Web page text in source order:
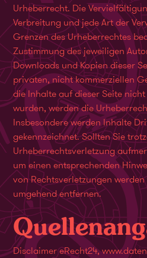
Urheberrecht. Die
Verbreitung und jede Art der
Grenzen des Urheberrechtes
Zustimmung des jeweiligen
Downloads und Kopien dieser
privaten, nicht kommerziellen
die Inhalte auf dieser Seite
wurden, werden die
Insbesondere werden Inhalte
gekennzeichnet. Sollten Sie
Urheberrechtsverletzung
um einen entsprechenden
von Rechtsverletzungen
umgehend entfernen.
Disclaimer eRecht24,